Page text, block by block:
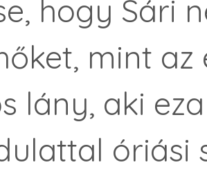
hogy Sári
mint
lány, aki
óriási